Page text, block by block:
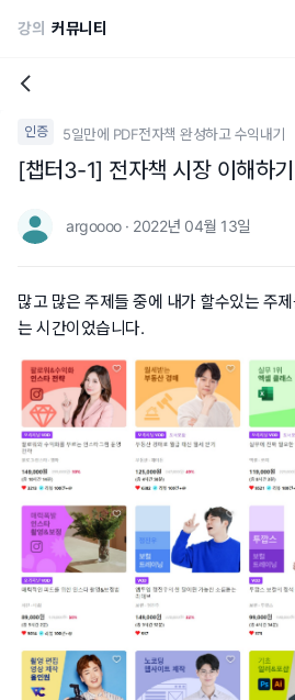
강의 커뮤니티
인증 5일만에 PDF전자책 완성하고 수익내기
[챕터3-1] 전자책 시장 이해하기
argoooo · 2022년 04월 13일
많고 많은 주제들 중에 내가 할수있는 주
는 시간이었습니다.